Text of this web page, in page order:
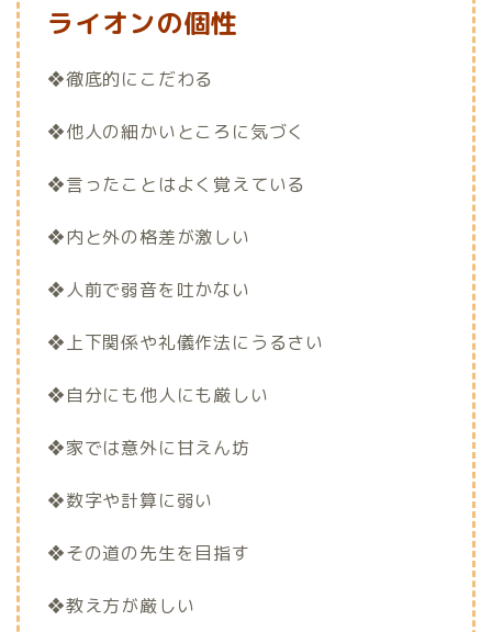
ライオンの個性
❖徹底的にこだわる
❖他人の細かいところに気づく
❖言ったことはよく覚えている
❖内と外の格差が激しい
❖人前で弱音を吐かない
❖上下関係や礼儀作法にうるさい
❖自分にも他人にも厳しい
❖家では意外に甘えん坊
❖数字や計算に弱い
❖その道の先生を目指す
❖教え方が厳しい